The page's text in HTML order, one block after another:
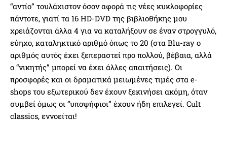
“αντίο” τουλάχιστον όσον αφορά τις νέες κυκλοφορίες
πάντοτε, γιατί τα 16 HD-DVD της βιβλιοθήκης μου
χρειάζονται άλλα 4 για να καταλήξουν σε έναν στρογγυλό,
εύηχο, καταληκτικό αριθμό όπως το 20 (στα Blu-ray ο
αριθμός αυτός έχει ξεπεραστεί προ πολλού, βέβαια, αλλά
ο “νικητής” μπορεί να έχει άλλες απαιτήσεις). Οι
προσφορές και οι δραματικά μειωμένες τιμές στα e-
shops του εξωτερικού δεν έχουν ξεκινήσει ακόμη, όταν
συμβεί όμως οι “υποψήφιοι” έχουν ήδη επιλεγεί. Cult
classics, εννοείται!